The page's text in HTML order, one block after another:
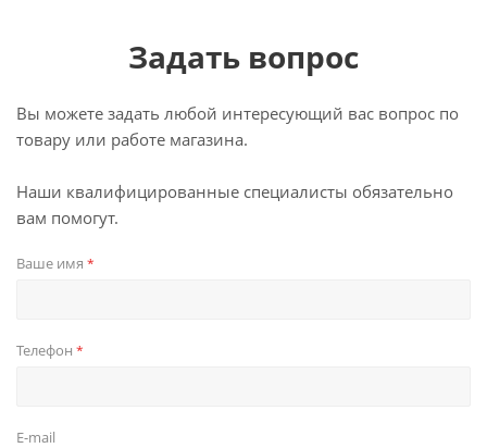
Задать вопрос
Вы можете задать любой интересующий вас вопрос по
товару или работе магазина.
Наши квалифицированные специалисты обязательно
вам помогут.
Ваше имя *
Телефон *
E-mail